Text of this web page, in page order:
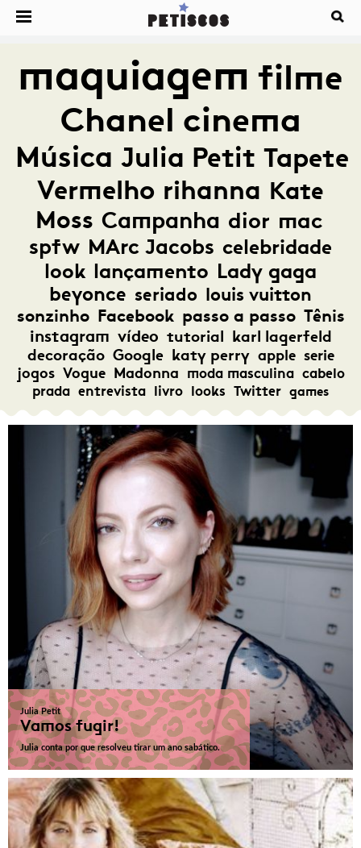
maquiagem filme
Chanel cinema
Música Julia Petit Tapete
Vermelho rihanna Kate
Moss Campanha dior mac
spfw MArc Jacobs celebridade
look lançamento Lady gaga
beyonce seriado louis vuitton
sonzinho Facebook passo a passo Tênis
instagram vídeo tutorial karl lagerfeld
decoração Google katy perry apple serie
jogos Vogue Madonna moda masculina cabelo
prada entrevista livro looks Twitter games
Julia Petit
Vamos fugir!
Julia conta por que resolveu tirar um ano sabático.